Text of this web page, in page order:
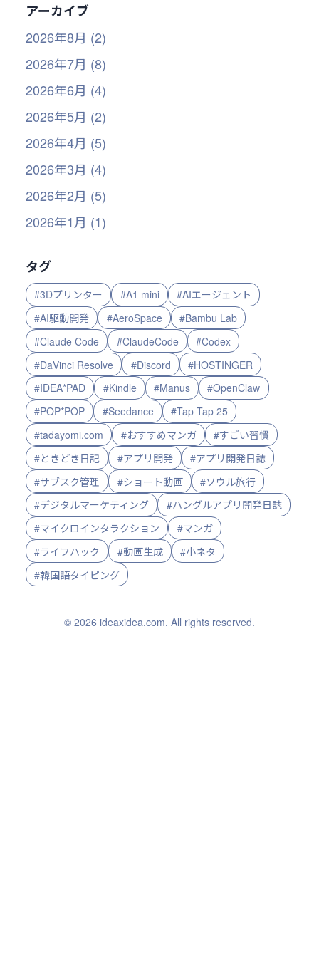
アーカイブ
2026年8月 (2)
2026年7月 (8)
2026年6月 (4)
2026年5月 (2)
2026年4月 (5)
2026年3月 (4)
2026年2月 (5)
2026年1月 (1)
タグ
#3Dプリンター #A1 mini
#AIエージェント
#AI駆動開発
#AeroSpace
#Bambu Lab
#Claude Code
#ClaudeCode
#Codex
#DaVinci Resolve
#Discord
#HOSTINGER
#IDEA*PAD
#Kindle #Manus
#OpenClaw
#POP*POP
#Seedance
#Tap Tap 25
#tadayomi.com
#おすすめマンガ
#すごい習慣
#ときどき日記
#アプリ開発
#アプリ開発日誌
#サブスク管理
#ショート動画
#ソウル旅行
#デジタルマーケティング
#ハングルアプリ開発日誌
#マイクロインタラクション
#マンガ
#ライフハック
#動画生成
#小ネタ
#韓国語タイピング
© 2026 ideaxidea.com. All rights reserved.